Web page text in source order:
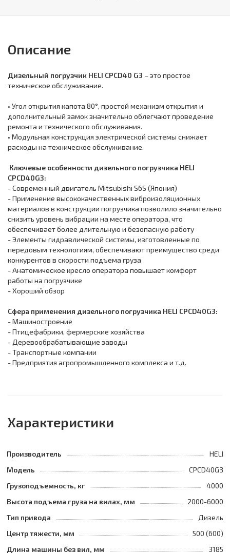
Описание
Дизельный погрузчик HELI CPCD40 G3 – это простое
техническое обслуживание.
• Угол открытия капота 80°, простой механизм открытия и
дополнительный замок значительно облегчают проведение
ремонта и технического обслуживания.
• Модульная конструкция электрической системы снижает
расходы на техническое обслуживание.
Ключевые особенности дизельного погрузчика HELI
CPCD40G3:
- Современный двигатель Mitsubishi S6S (Япония)
- Применение высококачественных виброизоляционных
материалов в конструкции погрузчика позволило значительно
снизить уровень вибрации на месте оператора, что
обеспечивает более длительную и безопасную работу
- Элементы гидравлической системы, изготовленные по
передовым технологиям, обеспечивают преимущество среди
конкурентов в скорости подъема груза
- Анатомическое кресло оператора повышает комфорт
работы на погрузчике
- Хороший обзор
Сфера применения дизельного погрузчика HELI CPCD40G3:
- Машиностроение
- Птицефабрики, фермерские хозяйства
- Деревообрабатывающие заводы
- Транспортные компании
- Предприятия агропромышленного комплекса и т.д.
Характеристики
Производитель
HELI
Модель
CPCD40G3
Грузоподъемность, кг
4000
Высота подъема груза на вилах, мм
2000-6000
Тип привода
Дизель
Центр тяжести, мм
500 (600)
Длина машины без вил, мм
3185